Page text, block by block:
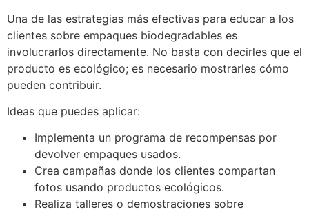
Una de las estrategias más efectivas para educar a los
clientes sobre empaques biodegradables es
involucrarlos directamente. No basta con decirles que el
producto es ecológico; es necesario mostrarles cómo
pueden contribuir.
Ideas que puedes aplicar:
Implementa un programa de recompensas por
devolver empaques usados.
Crea campañas donde los clientes compartan
fotos usando productos ecológicos.
Realiza talleres o demostraciones sobre